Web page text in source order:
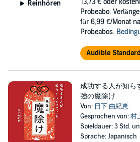
Reinhören 13,73 € oder
Probeabo.
für 6,99 €/Monat
Probeabos.
Audible
成功する人が知ら
強の魔除け
Von: 日下 由紀恵
Gesprochen von:村
Spieldauer: 3 Std.
Sprache: Japanisch